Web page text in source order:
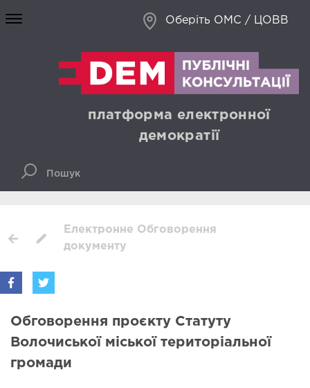
Оберіть ОМС / ЦОВВ
платформа електронної
демократії
Електронне Обговорення
документу
Обговорення проєкту Статуту
Волочиської міської територіальної
громади